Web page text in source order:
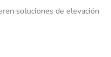
soluciones de elevación